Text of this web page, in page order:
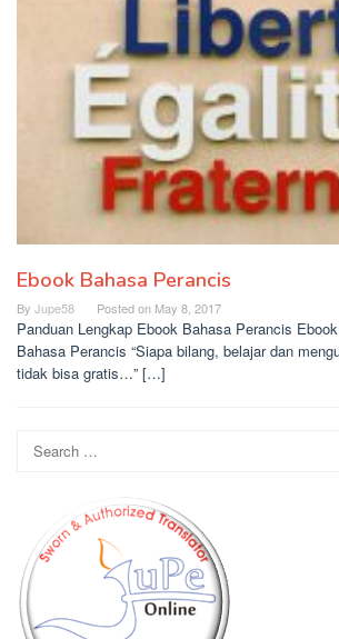
Ebook Bahasa Perancis
By Jupe58 Posted on May 8, 2017
Panduan Lengkap Ebook Bahasa Perancis
Bahasa Perancis “Siapa bilang, belajar dan
tidak bisa gratis…” […]
for: